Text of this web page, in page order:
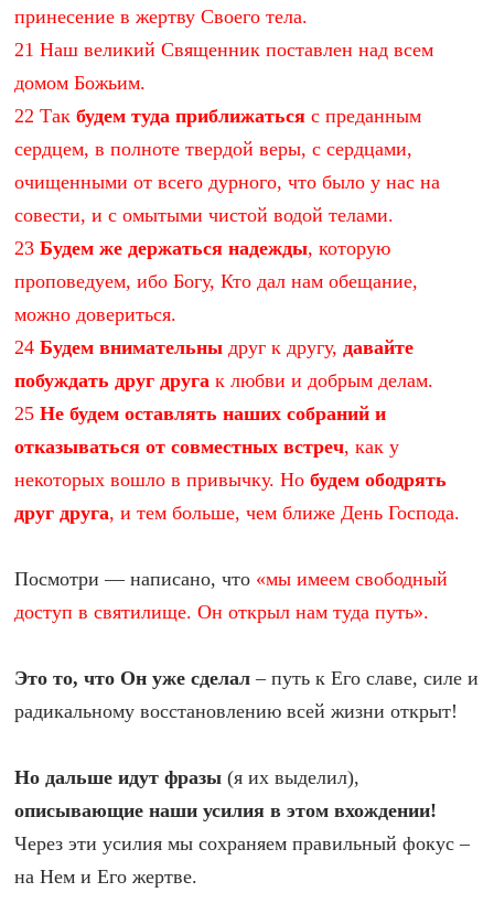
принесение в жертву Своего тела.
21 Наш великий Священник поставлен над всем
домом Божьим.
22 Такбудем туда приближаться с преданным
сердцем, в полноте твердой веры, с сердцами,
очищенными от всего дурного, что было у нас на
совести, и с омытыми чистой водой телами.
23Будем же держаться надежды, которую
проповедуем, ибо Богу, Кто дал нам обещание,
можно довериться.
24Будем внимательны друг к другу, давайте
побуждать друг другак любви и добрым делам.
25Не будем оставлять наших собраний и
отказываться от совместных встреч, как у
некоторых вошло в привычку. Нобудем ободрять
друг друга, и тем больше, чем ближе День Господа.
Посмотри — написано, что «мы имеем свободный
доступ в святилище. Он открыл нам туда путь».
Это то, что Он уже сделал – путь к Его славе, силе и
радикальному восстановлению всей жизни открыт!
Но дальше идут фразы (я их выделил),
описывающие наши усилия в этом вхождении!
Через эти усилия мы сохраняем правильный фокус –
на Нем и Его жертве.